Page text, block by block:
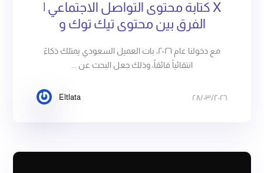
X كتابة محتوى التواصل الاجتماعي |
الفرق بين محتوى تيك توك و
Eltlata ٢٨/٠٣/٢٠٢٦
مع دخولنا عام ٢٠٢٦، بات العميل السعودي يمتلك ذكاءً
انتقائياً فائقاً، وذلك جعل البحث عن ...